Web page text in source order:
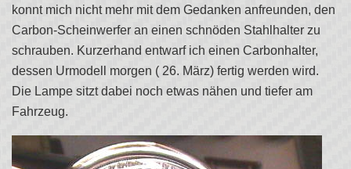
konnt mich nicht mehr mit dem Gedanken anfreunden, den
Carbon-Scheinwerfer an einen schnöden Stahlhalter zu
schrauben. Kurzerhand entwarf ich einen Carbonhalter,
dessen Urmodell morgen ( 26. März) fertig werden wird.
Die Lampe sitzt dabei noch etwas nähen und tiefer am
Fahrzeug.